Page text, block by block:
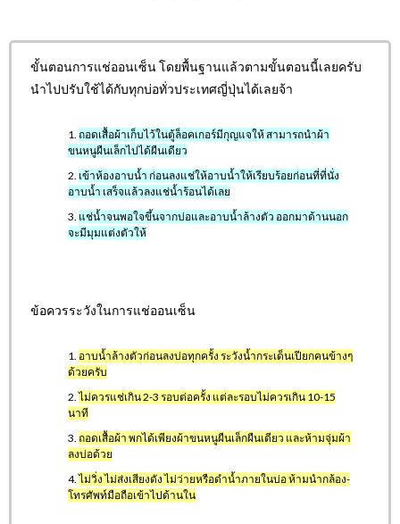
ขั้นตอนการแช่ออนเซ็น โดยพื้นฐานแล้วตามขั้นตอนนี้เลยครับ
นำไปปรับใช้ได้กับทุกบ่อทั่วประเทศญี่ปุ่นได้เลยจ้า
ถอดเสื้อผ้าเก็บไว้ในตู้ล็อคเกอร์มีกุญแจให้ สามารถนำผ้า
ขนหนูผืนเล็กไปได้ผืนเดียว
เข้าห้องอาบน้ำ ก่อนลงแช่ให้อาบน้ำให้เรียบร้อยก่อนที่ที่นั่ง
อาบน้ำ เสร็จแล้วลงแช่น้ำร้อนได้เลย
แช่น้ำจนพอใจขึ้นจากบ่อและอาบน้ำล้างตัว ออกมาด้านนอก
จะมีมุมแต่งตัวให้
ข้อควรระวังในการแช่ออนเซ็น
อาบน้ำล้างตัวก่อนลงบ่อทุกครั้ง ระวังน้ำกระเด็นเปียกคนข้างๆ
ด้วยครับ
ไม่ควรแช่เกิน 2-3 รอบต่อครั้ง แต่ละรอบไม่ควรเกิน 10-15
นาที
ถอดเสื้อผ้า พกได้เพียงผ้าขนหนูผืนเล็กผืนเดียว และห้ามจุ่มผ้า
ลงบ่อด้วย
ไม่วิ่ง ไม่ส่งเสียงดัง ไม่ว่ายหรือดำน้ำภายในบ่อ ห้ามนำกล้อง-
โทรศัพท์มือถือเข้าไปด้านใน